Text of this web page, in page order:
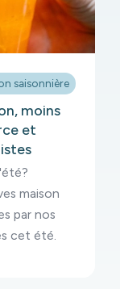
saisonnière
moins
et
maison
par nos
cet été.